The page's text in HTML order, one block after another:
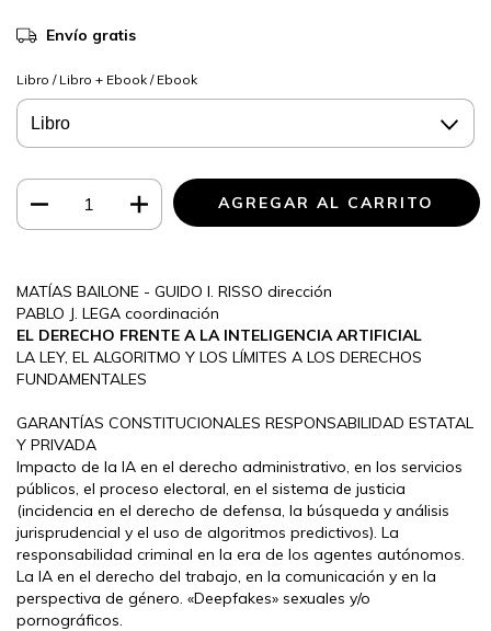
Envío gratis
Libro / Libro + Ebook / Ebook
MATÍAS BAILONE - GUIDO I. RISSO dirección
PABLO J. LEGA coordinación
EL DERECHO FRENTE A LA INTELIGENCIA ARTIFICIAL
LA LEY, EL ALGORITMO Y LOS LÍMITES A LOS DERECHOS
FUNDAMENTALES
GARANTÍAS CONSTITUCIONALES RESPONSABILIDAD ESTATAL
Y PRIVADA
Impacto de la IA en el derecho administrativo, en los servicios
públicos, el proceso electoral, en el sistema de justicia
(incidencia en el derecho de defensa, la búsqueda y análisis
jurisprudencial y el uso de algoritmos predictivos). La
responsabilidad criminal en la era de los agentes autónomos.
La IA en el derecho del trabajo, en la comunicación y en la
perspectiva de género. «Deepfakes» sexuales y/o
pornográficos.